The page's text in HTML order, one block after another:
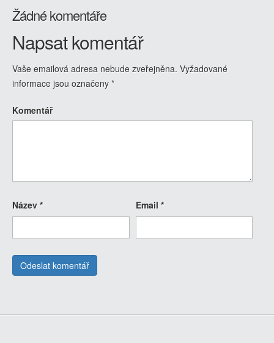
Žádné komentáře
Napsat komentář
Vaše emailová adresa nebude zveřejněna. Vyžadované
informace jsou označeny *
Komentář
Název * Email *